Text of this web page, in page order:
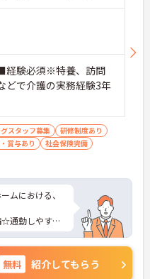
勤務が発生し
でのケアを行う
7時間程度とか
となるシフト
を取りながら
や実務経験、
るためモチベ
マネジメント
えて長期的な
験必須※特養、訪問
どで介護の実務経験3年
スタッフ募集
研修制度あり
賞与あり
社会保険完備
ムにおける、
通勤しやすい
など、さらに
ご相談くださ
無料 紹介してもらう